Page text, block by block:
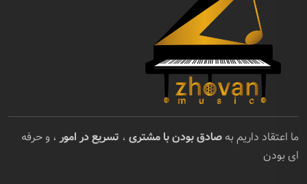
ما اعتقاد داریم به صادق بودن با مشتری ، تسریع در امور ، و حرفه
ای بودن